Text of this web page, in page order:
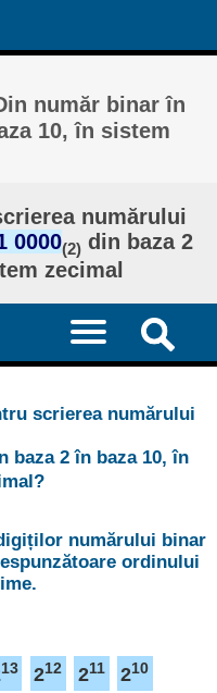
număr binar în
10, în sistem
numărului
0000(2) din baza 2
zecimal
scrierea numărului
baza 2 în baza 10, în
numărului binar
ordinului
13 212 211 210